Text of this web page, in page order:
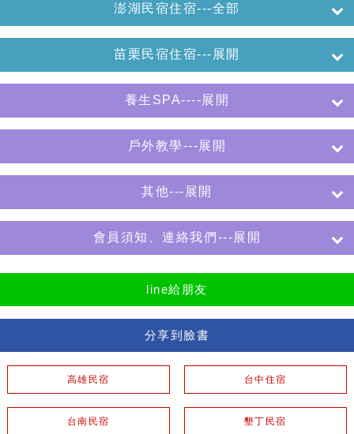
澎湖民宿住宿---全部
苗栗民宿住宿---展開
養生SPA----展開
戶外教學---展開
其他---展開
會員須知、連絡我們---展開
line給朋友
分享到臉書
高雄民宿 台中住宿
台南民宿 墾丁民宿